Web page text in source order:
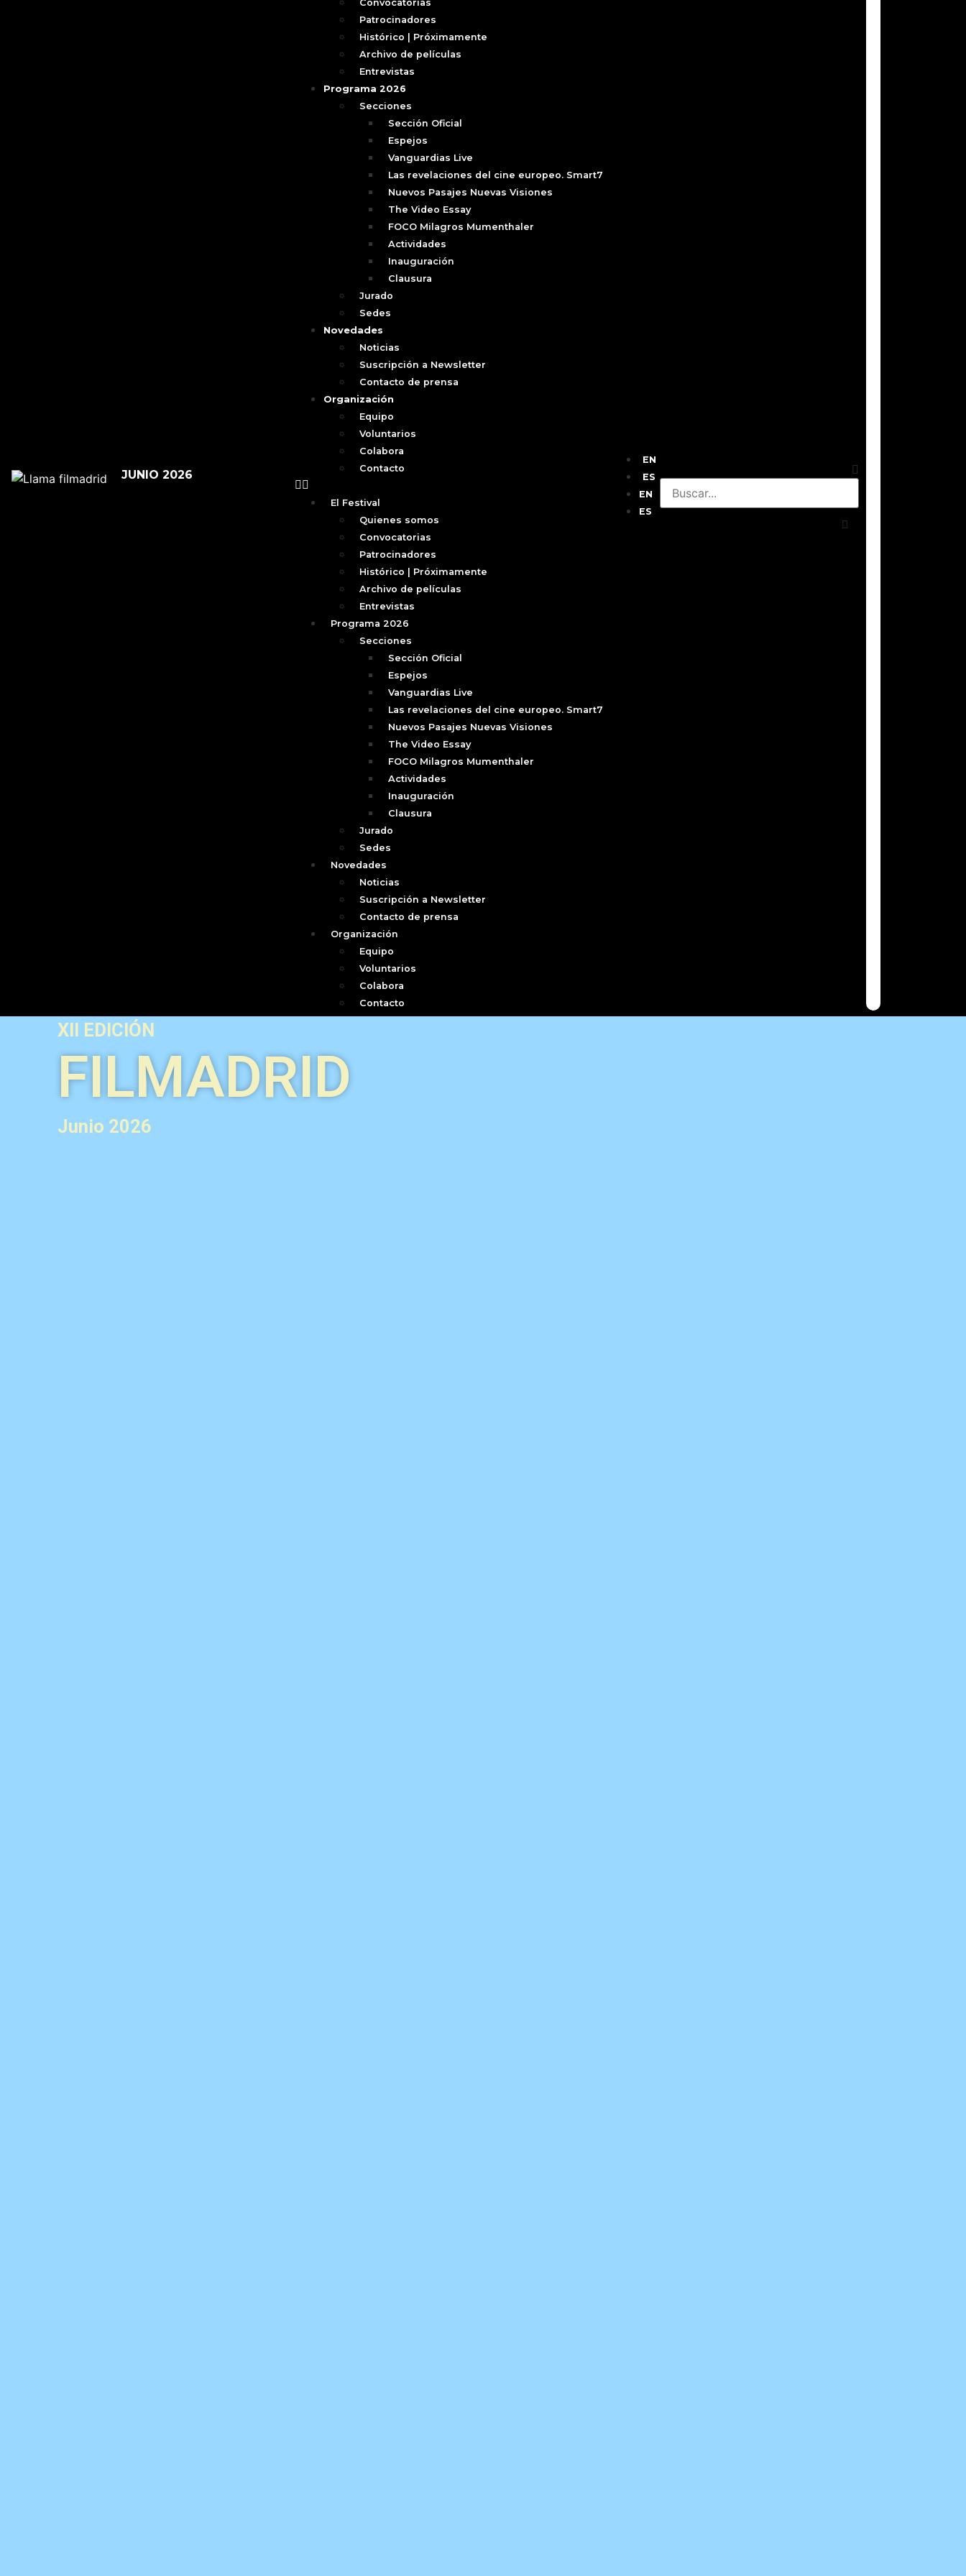
JUNIO 2026
Convocatorias
Patrocinadores
Histórico | Próximamente
Archivo de películas
Entrevistas
Programa 2026
Secciones
Sección Oficial
Espejos
Vanguardias Live
Las revelaciones del cine europeo. Smart7
Nuevos Pasajes Nuevas Visiones
The Video Essay
FOCO Milagros Mumenthaler
Actividades
Inauguración
Clausura
Jurado
Sedes
Novedades
Noticias
Suscripción a Newsletter
Contacto de prensa
Organización
Equipo
Voluntarios
Colabora
Contacto
El Festival
Quienes somos
Convocatorias
Patrocinadores
Histórico | Próximamente
Archivo de películas
Entrevistas
Programa 2026
Secciones
Sección Oficial
Espejos
Vanguardias Live
Las revelaciones del cine europeo. Smart7
Nuevos Pasajes Nuevas Visiones
The Video Essay
FOCO Milagros Mumenthaler
Actividades
Inauguración
Clausura
Jurado
Sedes
Novedades
Noticias
Suscripción a Newsletter
Contacto de prensa
Organización
Equipo
Voluntarios
Colabora
Contacto
EN
ES
EN
ES
XII EDICIÓN
FILMADRID
Junio 2026